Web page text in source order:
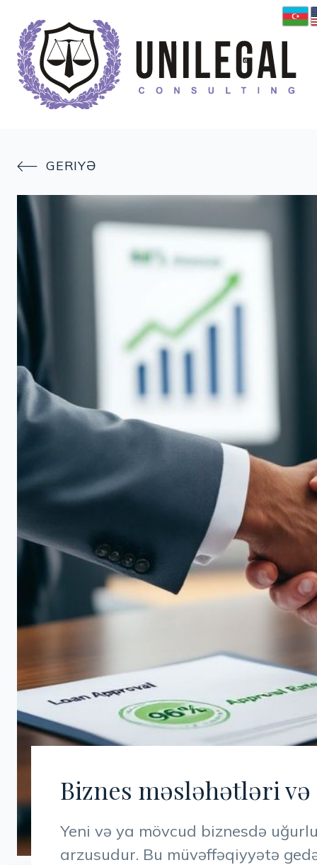
 GERIYƏ
Biznes məsləhətləri
Yeni və ya mövcud biznesdə
arzusudur. Bu müvəffəqiyyətə